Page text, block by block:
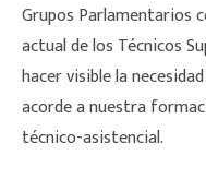
Grupos Parlamentarios
actual de los Técnicos
hacer visible la
acorde a nuestra
técnico-asistencial.